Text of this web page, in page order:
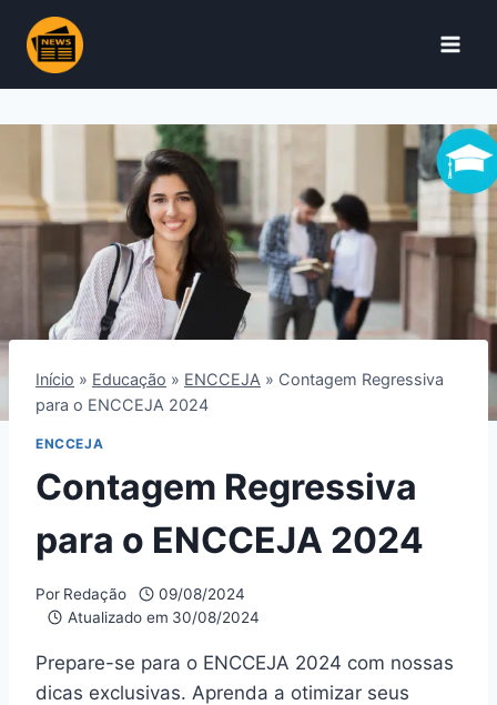
Pular
para
Início » Educação » ENCCEJA » Contagem Regressiva
para o ENCCEJA 2024
ENCCEJA
Contagem Regressiva
para o ENCCEJA 2024
Por Redação
09/08/2024
Atualizado em 30/08/2024
Prepare-se para o ENCCEJA 2024 com nossas
dicas exclusivas. Aprenda a otimizar seus